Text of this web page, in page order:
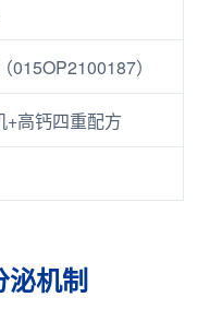
015OP2100187）
+高钙四重配方
泌机制